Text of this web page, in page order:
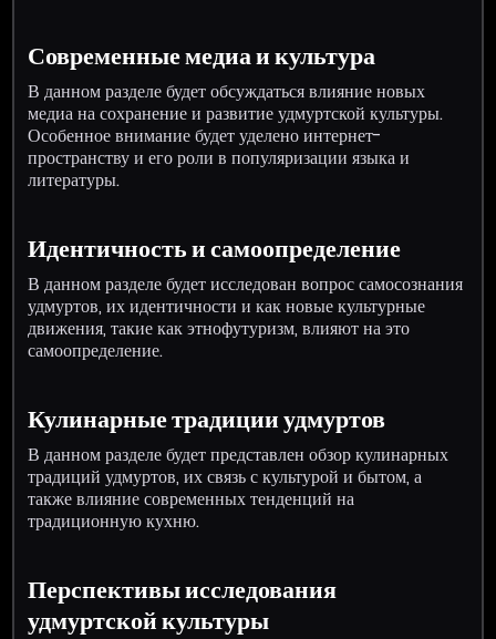
Современные медиа и культура
В данном разделе будет обсуждаться влияние новых
медиа на сохранение и развитие удмуртской культуры.
Особенное внимание будет уделено интернет-
пространству и его роли в популяризации языка и
литературы.
Идентичность и самоопределение
В данном разделе будет исследован вопрос самосознания
удмуртов, их идентичности и как новые культурные
движения, такие как этнофутуризм, влияют на это
самоопределение.
Кулинарные традиции удмуртов
В данном разделе будет представлен обзор кулинарных
традиций удмуртов, их связь с культурой и бытом, а
также влияние современных тенденций на
традиционную кухню.
Перспективы исследования
удмуртской культуры